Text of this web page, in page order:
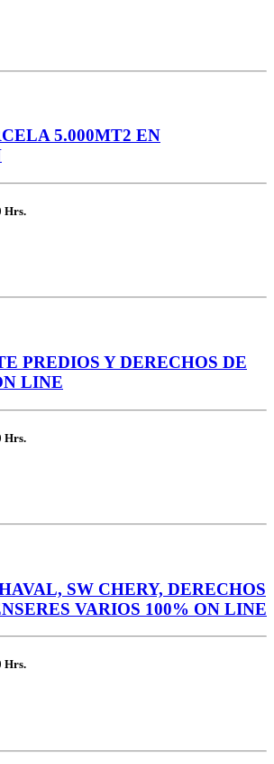
5.000MT2 EN
Hrs.
PREDIOS Y DERECHOS DE
LINE
Hrs.
SW CHERY, DERECHOS
VARIOS 100% ON LINE
Hrs.